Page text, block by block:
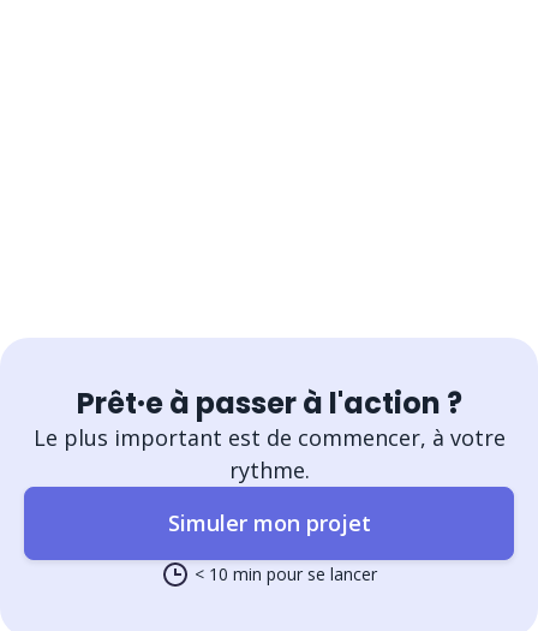
Prêt·e à passer à l'action ?
Le plus important est de commencer, à votre
rythme.
Simuler mon projet
< 10 min pour se lancer